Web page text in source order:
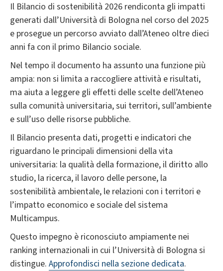
Il Bilancio di sostenibilità 2026 rendiconta gli impatti
generati dall’Università di Bologna nel corso del 2025
e prosegue un percorso avviato dall’Ateneo oltre dieci
anni fa con il primo Bilancio sociale.
Nel tempo il documento ha assunto una funzione più
ampia: non si limita a raccogliere attività e risultati,
ma aiuta a leggere gli effetti delle scelte dell’Ateneo
sulla comunità universitaria, sui territori, sull’ambiente
e sull’uso delle risorse pubbliche.
Il Bilancio presenta dati, progetti e indicatori che
riguardano le principali dimensioni della vita
universitaria: la qualità della formazione, il diritto allo
studio, la ricerca, il lavoro delle persone, la
sostenibilità ambientale, le relazioni con i territori e
l’impatto economico e sociale del sistema
Multicampus.
Questo impegno è riconosciuto ampiamente nei
ranking internazionali in cui l’Università di Bologna si
distingue. Approfondisci nella sezione dedicata.